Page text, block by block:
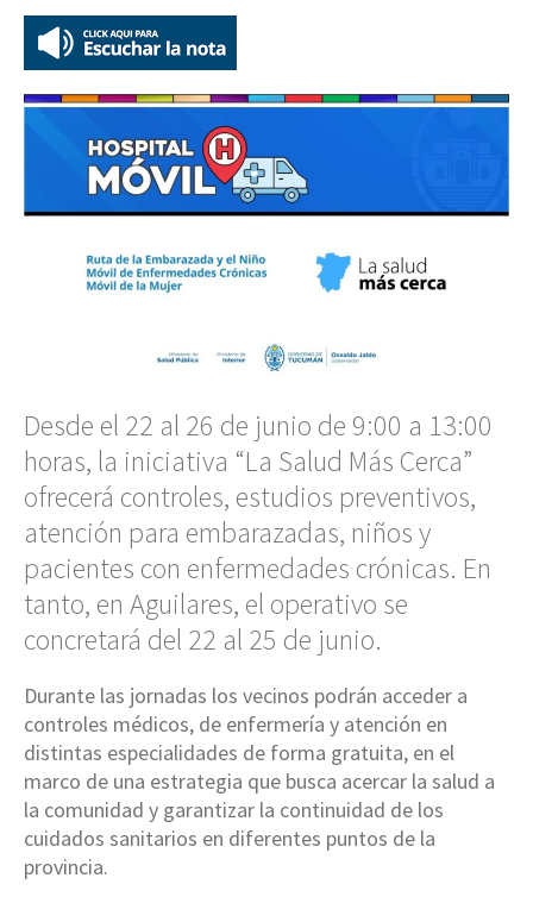
Desde el 22 al 26 de junio de 9:00 a 13:00
horas, la iniciativa “La Salud Más Cerca”
ofrecerá controles, estudios preventivos,
atención para embarazadas, niños y
pacientes con enfermedades crónicas. En
tanto, en Aguilares, el operativo se
concretará del 22 al 25 de junio.
Durante las jornadas los vecinos podrán acceder a
controles médicos, de enfermería y atención en
distintas especialidades de forma gratuita, en el
marco de una estrategia que busca acercar la salud a
la comunidad y garantizar la continuidad de los
cuidados sanitarios en diferentes puntos de la
provincia.